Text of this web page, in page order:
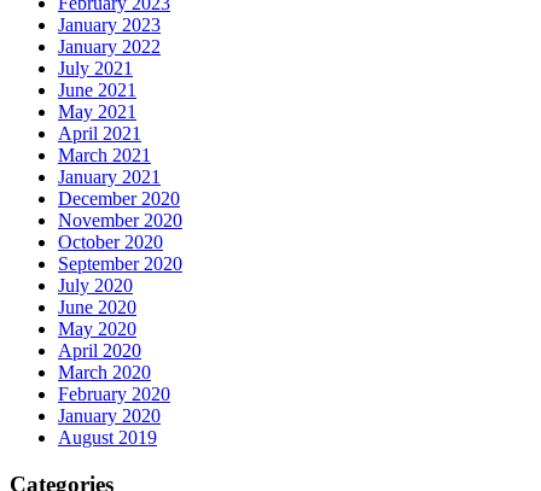
January 2023
January 2022
July 2021
June 2021
May 2021
April 2021
March 2021
January 2021
December 2020
November 2020
October 2020
September 2020
July 2020
June 2020
May 2020
April 2020
March 2020
February 2020
January 2020
August 2019
Categories